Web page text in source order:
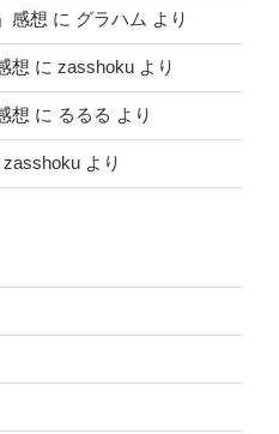
感想 に グラハム より
想 に zasshoku より
想 に るるる より
zasshoku より